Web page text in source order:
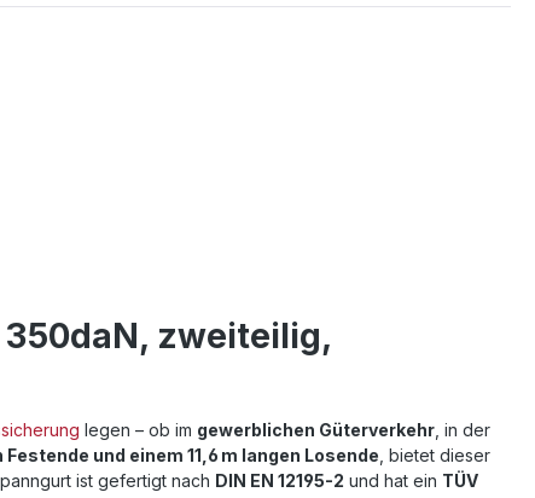
zweiteilig,
legen – ob im gewerblichen Güterverkehr , in der
Festende und einem 11,6 m langen Losende , bietet dieser
ist gefertigt nach DIN EN 12195-2 und hat ein TÜV